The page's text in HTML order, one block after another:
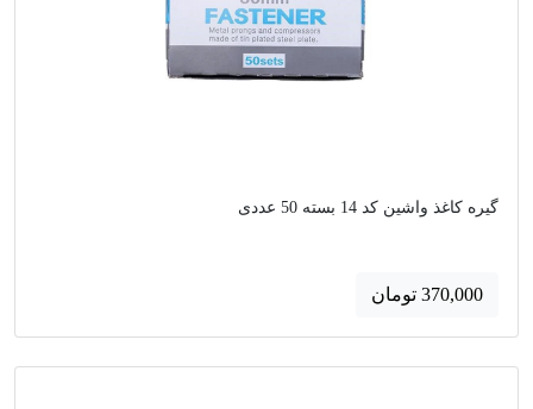
گیره کاغذ واشین کد 14 بسته 50 عددی
370,000 تومان